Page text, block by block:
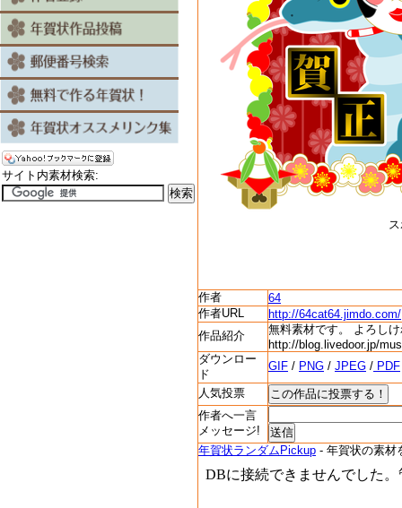
作者
64
作者URL
http://64cat64.jimdo.com/
作品紹介
無料素材です。 よろし
http://blog.livedoor.jp/
ダウンロー
ド
GIF / PNG / JPEG / PDF
人気投票
作者へ一言
メッセージ!
年賀状ランダムPickup - 年賀状の素材
サイト内素材検索: